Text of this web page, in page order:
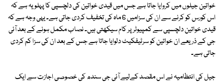
خواتین جیلوں میں کروایا جاتا ہے جس میں قیدی خواتین کی دلچسپی کا پہلو یہ ہے کہ
اس کورس کو کرنے سے ان کی سزامیں 6 ماہ کی تخفیف کردی جاتی ہے۔ یہی وجہ ہے کہ
قیدی خواتین دلچسپی سے کمپیوٹر پر کام سیکھتی ہیں۔ نصاب مکمل ہونے کے بعد آئی
جی کے ذریعے ان خواتین کو سرٹیفکیٹ دلوایا جاتا ہے جس کے بعد ان کی سزا کم کردی
جاتی ہے۔
جیل کی انتظامیہ نے اس مقصد کےلیے آئی جی سندھ کی خصوصی اجازت سے ایک